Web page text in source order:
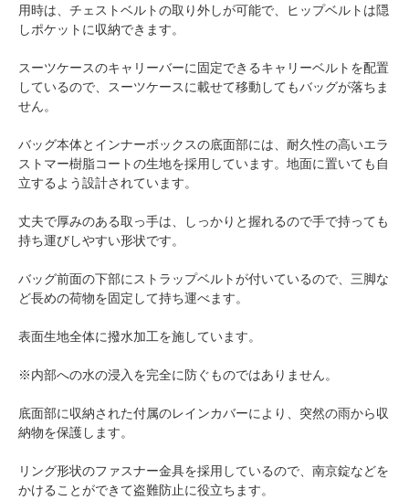
用時は、チェストベルトの取り外しが可能で、ヒップベルトは隠
しポケットに収納できます。
スーツケースのキャリーバーに固定できるキャリーベルトを配置
しているので、スーツケースに載せて移動してもバッグが落ちま
せん。
バッグ本体とインナーボックスの底面部には、耐久性の高いエラ
ストマー樹脂コートの生地を採用しています。地面に置いても自
立するよう設計されています。
丈夫で厚みのある取っ手は、しっかりと握れるので手で持っても
持ち運びしやすい形状です。
バッグ前面の下部にストラップベルトが付いているので、三脚な
ど長めの荷物を固定して持ち運べます。
表面生地全体に撥水加工を施しています。
※内部への水の浸入を完全に防ぐものではありません。
底面部に収納された付属のレインカバーにより、突然の雨から収
納物を保護します。
リング形状のファスナー金具を採用しているので、南京錠などを
かけることができて盗難防止に役立ちます。